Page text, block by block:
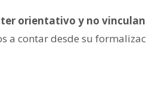
orientativo y no
a contar desde su